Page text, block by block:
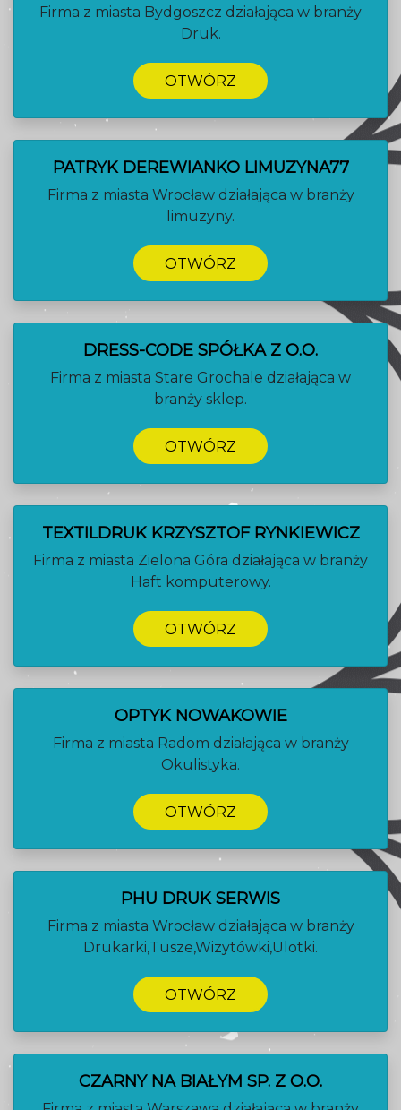
Firma z miasta Bydgoszcz działająca w branży
Druk.
OTWÓRZ
PATRYK DEREWIANKO LIMUZYNA77
Firma z miasta Wrocław działająca w branży
limuzyny.
OTWÓRZ
DRESS-CODE SPÓŁKA Z O.O.
Firma z miasta Stare Grochale działająca w
branży sklep.
OTWÓRZ
TEXTILDRUK KRZYSZTOF RYNKIEWICZ
Firma z miasta Zielona Góra działająca w branży
Haft komputerowy.
OTWÓRZ
OPTYK NOWAKOWIE
Firma z miasta Radom działająca w branży
Okulistyka.
OTWÓRZ
PHU DRUK SERWIS
Firma z miasta Wrocław działająca w branży
Drukarki,Tusze,Wizytówki,Ulotki.
OTWÓRZ
CZARNY NA BIAŁYM SP. Z O.O.